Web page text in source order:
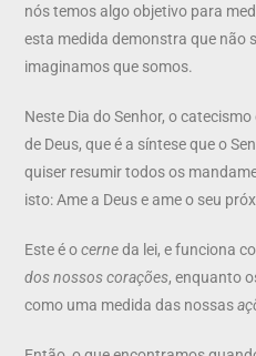
nós temos algo objetivo para
esta medida demonstra que não
imaginamos que somos.
Neste Dia do Senhor, o
de Deus, que é a síntese que o
quiser resumir todos os
isto: Ame a Deus e ame o seu
Este é ocerneda lei, e funciona
dos nossos corações, enquanto
como uma medida das nossas